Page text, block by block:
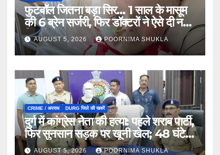
फुटबॉल जितना बड़ा सिर… 1 साल के मासूम
की 6 ब्रेन सर्जरी, फिर डॉक्टरों ने ऐसे दी नई
जिंदगी…
AUGUST 5, 2026 POORNIMA SHUKLA
CRIME / अपराध DURG जिले की खबरें
दुर्ग में कांग्रेस नेता की हत्या: पहले शराब पार्टी,
फिर सुनसान सड़क पर खूनी खेल; 48 घंटे में
खुला राज…
AUGUST 5, 2026 POORNIMA SHUKLA